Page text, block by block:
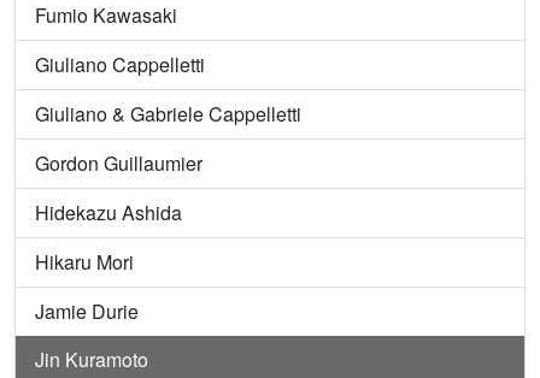
Fumio Kawasaki
Giuliano Cappelletti
Giuliano & Gabriele Cappelletti
Gordon Guillaumier
Hidekazu Ashida
Hikaru Mori
Jamie Durie
Jin Kuramoto